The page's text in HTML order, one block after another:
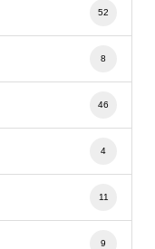
52
8
46
4
11
9